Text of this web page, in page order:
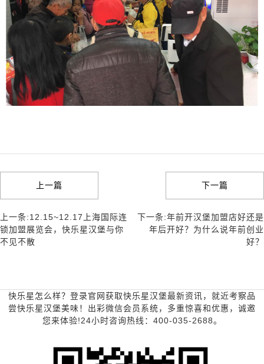
上一篇
上一条:12.15~12.17上海国际连
锁加盟展览会，快乐星汉堡与你
不见不散
下一篇
下一条:年前开汉堡加盟店好还是
年后开好？为什么说年前创业
好？
快乐星怎么样？登录官网获取快乐星汉堡最新资讯，就近考察品
尝快乐星汉堡美味！出彩微信会员系统，多重惊喜和优惠，诚邀
您来体验!24小时咨询热线：400-035-2688。